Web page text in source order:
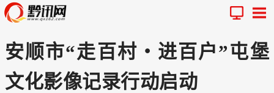
安顺市“走百村・进百户”屯堡
文化影像记录行动启动